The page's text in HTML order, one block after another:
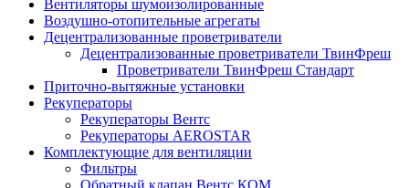
Вентиляторы шумоизолированные
Воздушно-отопительные агрегаты
Децентрализованные проветриватели
Децентрализованные проветриватели ТвинФреш
Проветриватели ТвинФреш Стандарт
Приточно-вытяжные установки
Рекуператоры
Рекуператоры Вентс
Рекуператоры AEROSTAR
Комплектующие для вентиляции
Фильтры
Обратный клапан Вентс КОМ